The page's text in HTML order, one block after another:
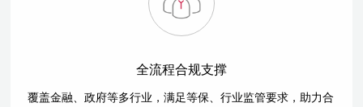
全流程合规支撑
覆盖金融、政府等多行业，满足等保、行业监管要求，助力合